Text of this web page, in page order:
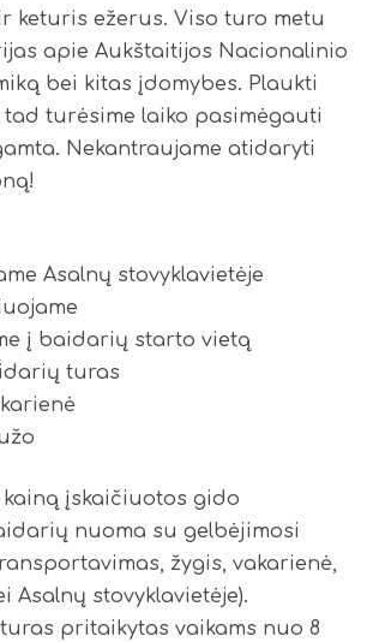
keturis ežerus. Viso turo metu
apie Aukštaitijos Nacionalinio
bei kitas įdomybes. Plaukti
tad turėsime laiko pasimėgauti
Nekantraujame atidaryti
Asalnų stovyklavietėje
į baidarių starto vietą
turas
kainą įskaičiuotos gido
nuoma su gelbėjimosi
žygis, vakarienė,
Asalnų stovyklavietėje).
turas pritaikytas vaikams nuo 8